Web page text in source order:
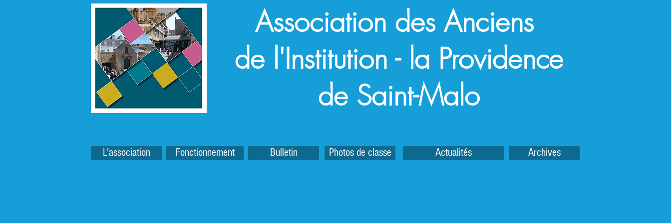
Association des Anciens
de l'Institution - la Providence
de Saint-Malo
L'association Fonctionnement Bulletin Photos de classe Actualités Archives